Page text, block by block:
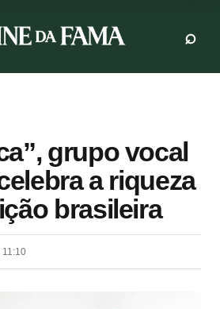
grupo vocal
a riqueza
brasileira
11:10